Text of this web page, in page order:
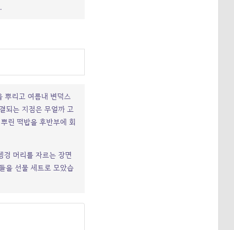
뿌리고 여름내 변덕스
되는 지점은 무얼까 고
린 떡밥을 후반부에 회
겅 머리를 자르는 장면
을 선물 세트로 모았습